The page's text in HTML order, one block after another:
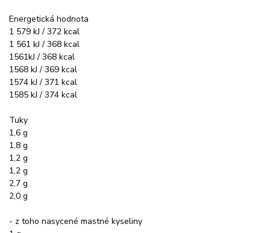
Energetická hodnota
1 579 kJ / 372 kcal
1 561 kJ / 368 kcal
1561kJ / 368 kcal
1568 kJ / 369 kcal
1574 kJ / 371 kcal
1585 kJ / 374 kcal
Tuky
1,6 g
1,8 g
1,2 g
1,2 g
2,7 g
2,0 g
- z toho nasycené mastné kyseliny